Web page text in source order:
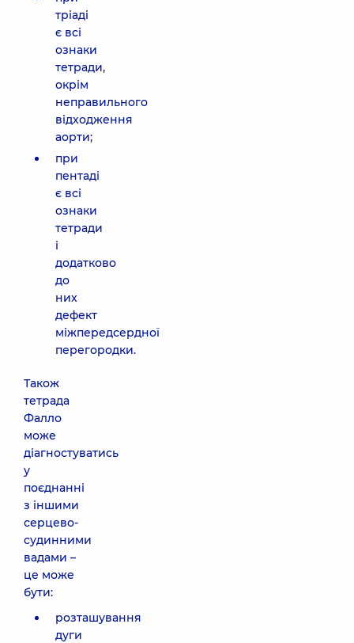
тріаді
є всі
ознаки
тетради,
окрім
неправильного
відходження
аорти;
при
пентаді
є всі
ознаки
тетради
і
додатково
до
них
дефект
міжпередсердної
перегородки.
Також
тетрада
Фалло
може
діагностуватись
у
поєднанні
з іншими
серцево-
судинними
вадами –
це може
бути:
розташування
дуги